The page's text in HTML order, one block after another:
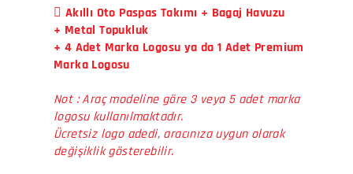
Akıllı Oto Paspas Takımı + Bagaj Havuzu
+ Metal Topukluk
+ 4 Adet Marka Logosu ya da 1 Adet Premium
Marka Logosu
Not : Araç modeline göre 3 veya 5 adet marka
logosu kullanılmaktadır.
Ücretsiz logo adedi, aracınıza uygun olarak
değişiklik gösterebilir.